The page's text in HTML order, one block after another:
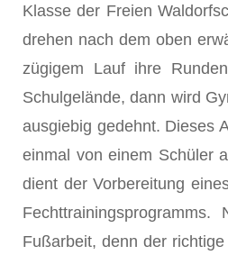
Klasse der Freien
drehen nach dem oben
zügigem Lauf ihre
Schulgelände, dann wird
ausgiebig gedehnt. Dieses
einmal von einem Schüler
dient der Vorbereitung
Fußarbeit, denn der